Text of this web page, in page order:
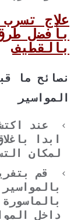
علاج
بأفضل
بالقطيف
نصائح ما
المواسير
عند
ابدا
لمكان
قم
داخل